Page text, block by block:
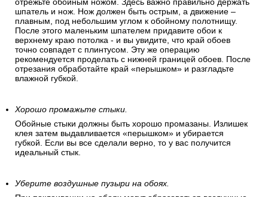
Сначала продавите место соприкосновения обоев с
границей потолка. Большим шпателем подоприте полосу к
плинтусу. Плотно прижмите нахлест полосы и ровно
отрежьте обойным ножом. Здесь важно правильно держать
шпатель и нож. Нож должен быть острым, а движение –
плавным, под небольшим углом к обойному полотнищу.
После этого маленьким шпателем придавите обои к
верхнему краю потолка - и вы увидите, что край обоев
точно совпадет с плинтусом. Эту же операцию
влажной губкой.
Хорошо промажьте стыки.
Обойные стыки должны быть хорошо промазаны. Излишек
идеальный стык.